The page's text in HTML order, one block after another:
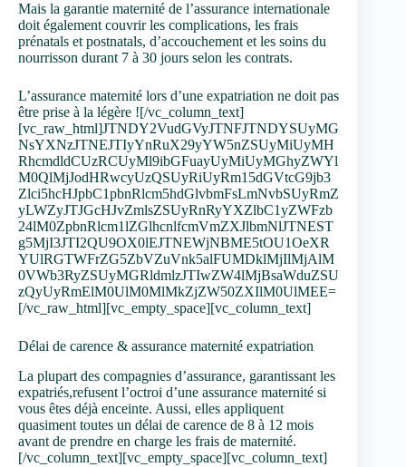
Mais la garantie maternité de l’assurance internationale
doit également couvrir les complications, les frais
prénatals et postnatals, d’accouchement et les soins du
nourrisson durant 7 à 30 jours selon les contrats.
L’assurance maternité lors d’une expatriation ne doit pas
être prise à la légère ![/vc_column_text]
[vc_raw_html]JTNDY2VudGVyJTNFJTNDYSUyMG
NsYXNzJTNEJTIyYnRuX29yYW5nZSUyMiUyMH
RhcmdldCUzRCUyMl9ibGFuayUyMiUyMGhyZWYl
M0QlMjJodHRwcyUzQSUyRiUyRm15dGVtcG9jb3
Zlci5hcHJpbC1pbnRlcm5hdGlvbmFsLmNvbSUyRmZ
yLWZyJTJGcHJvZmlsZSUyRnRyYXZlbC1yZWFzb
24lM0ZpbnRlcm1lZGlhcnlfcmVmZXJlbmNlJTNEST
g5MjI3JTI2QU9OX0lEJTNEWjNBME5tOU1OeXR
YUlRGTWFrZG5ZbVZuVnk5alFUMDklMjIlMjAlM
0VWb3RyZSUyMGRldmlzJTIwZW4lMjBsaWduZSU
zQyUyRmElM0UlM0MlMkZjZW50ZXIlM0UlMEE=
[/vc_raw_html][vc_empty_space][vc_column_text]
Délai de carence & assurance maternité expatriation
La plupart des compagnies d’assurance, garantissant les
expatriés,refusent l’octroi d’une assurance maternité si
vous êtes déjà enceinte. Aussi, elles appliquent
quasiment toutes un délai de carence de 8 à 12 mois
avant de prendre en charge les frais de maternité.
[/vc_column_text][vc_empty_space][vc_column_text]